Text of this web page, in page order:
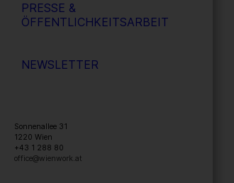
PRESSE &
ÖFFENTLICHKEITSARBEIT
NEWSLETTER
Sonnenallee 31
1220 Wien
+43 1 288 80
office@wienwork.at